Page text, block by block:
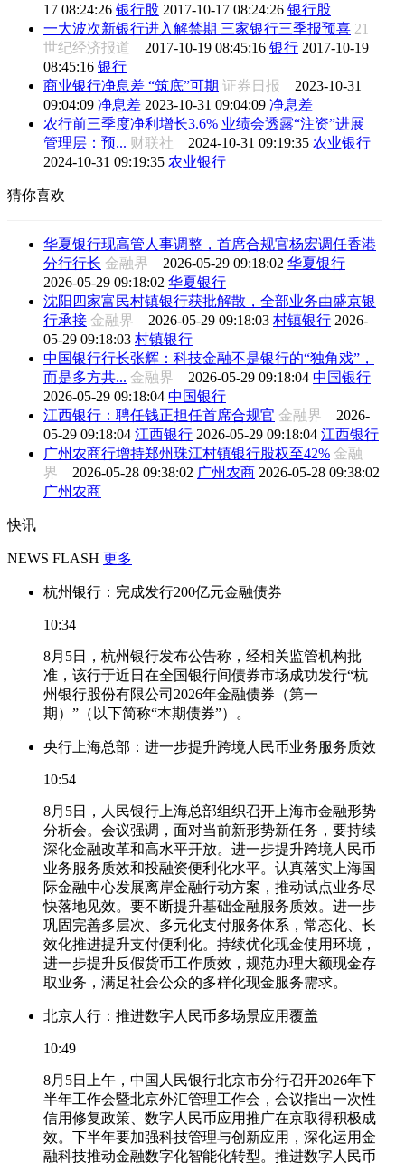
17 08:24:26 银行股 2017-10-17 08:24:26 银行股
一大波次新银行进入解禁期 三家银行三季报预喜 21
世纪经济报道 2017-10-19 08:45:16 银行 2017-10-19
08:45:16 银行
商业银行净息差 “筑底”可期 证券日报 2023-10-31
09:04:09 净息差 2023-10-31 09:04:09 净息差
农行前三季度净利增长3.6% 业绩会透露“注资”进展
管理层：预... 财联社 2024-10-31 09:19:35 农业银行
2024-10-31 09:19:35 农业银行
猜你喜欢
华夏银行现高管人事调整，首席合规官杨宏调任香港
分行行长 金融界 2026-05-29 09:18:02 华夏银行
2026-05-29 09:18:02 华夏银行
沈阳四家富民村镇银行获批解散，全部业务由盛京银
行承接 金融界 2026-05-29 09:18:03 村镇银行 2026-
05-29 09:18:03 村镇银行
中国银行行长张辉：科技金融不是银行的“独角戏”，
而是多方共... 金融界 2026-05-29 09:18:04 中国银行
2026-05-29 09:18:04 中国银行
江西银行：聘任钱正担任首席合规官 金融界 2026-
05-29 09:18:04 江西银行 2026-05-29 09:18:04 江西银行
广州农商行增持郑州珠江村镇银行股权至42% 金融
界 2026-05-28 09:38:02 广州农商 2026-05-28 09:38:02
广州农商
快讯
NEWS FLASH 更多
杭州银行：完成发行200亿元金融债券
10:34
8月5日，杭州银行发布公告称，经相关监管机构批
准，该行于近日在全国银行间债券市场成功发行“杭
州银行股份有限公司2026年金融债券（第一
期）”（以下简称“本期债券”）。
央行上海总部：进一步提升跨境人民币业务服务质效
10:54
8月5日，人民银行上海总部组织召开上海市金融形势
分析会。会议强调，面对当前新形势新任务，要持续
深化金融改革和高水平开放。进一步提升跨境人民币
业务服务质效和投融资便利化水平。认真落实上海国
际金融中心发展离岸金融行动方案，推动试点业务尽
快落地见效。要不断提升基础金融服务质效。进一步
巩固完善多层次、多元化支付服务体系，常态化、长
效化推进提升支付便利化。持续优化现金使用环境，
进一步提升反假货币工作质效，规范办理大额现金存
取业务，满足社会公众的多样化现金服务需求。
北京人行：推进数字人民币多场景应用覆盖
10:49
8月5日上午，中国人民银行北京市分行召开2026年下
半年工作会暨北京外汇管理工作会，会议指出一次性
信用修复政策、数字人民币应用推广在京取得积极成
效。下半年要加强科技管理与创新应用，深化运用金
融科技推动金融数字化智能化转型。推进数字人民币